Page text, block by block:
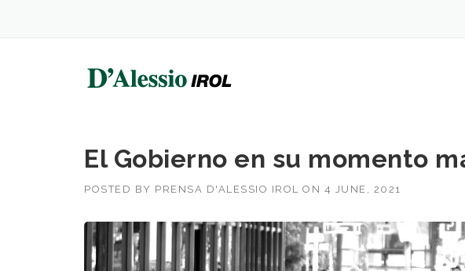
El Gobierno en su momento
POSTED BY PRENSA D'ALESSIO IROL ON 4 JUNE, 2021